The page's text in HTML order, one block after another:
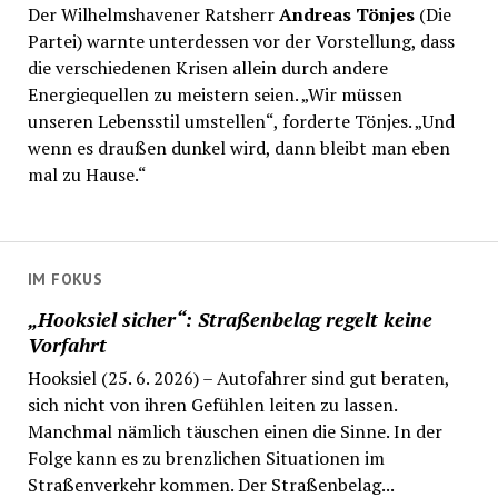
IM FOKUS
„Hooksiel sicher“: Straßenbelag regelt keine
Vorfahrt
Hooksiel (25. 6. 2026) – Autofahrer sind gut beraten,
sich nicht von ihren Gefühlen leiten zu lassen.
Manchmal nämlich täuschen einen die Sinne. In der
Folge kann es zu brenzlichen Situationen im
Straßenverkehr kommen. Der Straßenbelag...
Der Wilhelmshavener RatsherrAndreas Tönjes(Die
Partei) warnte unterdessen vor der Vorstellung, dass
die verschiedenen Krisen allein durch andere
Energiequellen zu meistern seien. „Wir müssen
unseren Lebensstil umstellen“, forderte Tönjes. „Und
wenn es draußen dunkel wird, dann bleibt man eben
mal zu Hause.“